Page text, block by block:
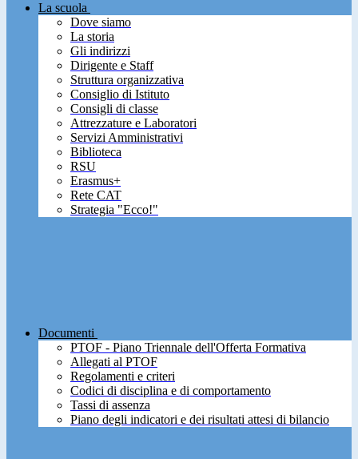
La scuola
Dove siamo
La storia
Gli indirizzi
Dirigente e Staff
Struttura organizzativa
Consiglio di Istituto
Consigli di classe
Attrezzature e Laboratori
Servizi Amministrativi
Biblioteca
RSU
Erasmus+
Rete CAT
Strategia "Ecco!"
Documenti
PTOF - Piano Triennale dell'Offerta Formativa
Allegati al PTOF
Regolamenti e criteri
Codici di disciplina e di comportamento
Tassi di assenza
Piano degli indicatori e dei risultati attesi di bilancio